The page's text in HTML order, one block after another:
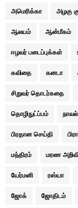
அமெரிக்கா அழகு
ஆலயம் ஆன்மீகம்
ஈழவர் படைப்புக்கள்
கவிதை கனடா
சிறுவர் தொடர்கதை
தொழிநுட்ப்பம் நாவல்
பிரதான செய்தி
மந்திரம் மரண
யேர்மனி ரஸ்யா
ஜோக் ஜோதிடம்